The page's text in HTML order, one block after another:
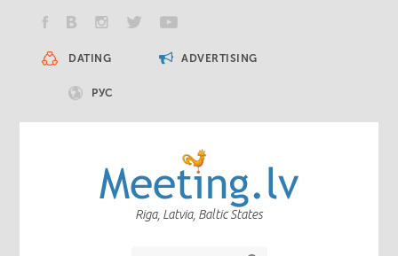
DATING ADVERTISING
РУС
Riga, Latvia, Baltic States